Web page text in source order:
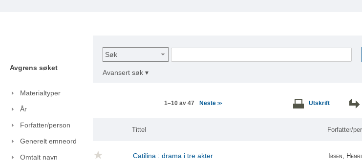
Avgrens søket
Materialtyper
År
Forfatter/person
Generelt emneord
Omtalt navn
Søk
Avansert søk ▾
1–10 av 47 Neste>> Utskrift
Tittel Forfatter/
Catilina : drama i tre akter Ibsen,